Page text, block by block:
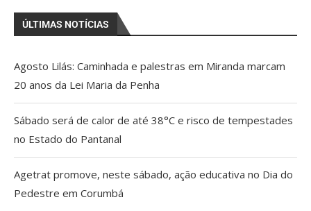
ÚLTIMAS NOTÍCIAS
Agosto Lilás: Caminhada e palestras em Miranda marcam
20 anos da Lei Maria da Penha
Sábado será de calor de até 38°C e risco de tempestades
no Estado do Pantanal
Agetrat promove, neste sábado, ação educativa no Dia do
Pedestre em Corumbá